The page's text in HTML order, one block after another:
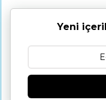
Yeni